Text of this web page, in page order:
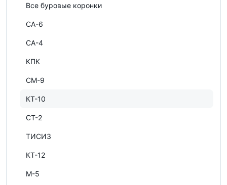
Все буровые коронки
СА-6
СА-4
КПК
СМ-9
КТ-10
СТ-2
ТИСИЗ
КТ-12
М-5